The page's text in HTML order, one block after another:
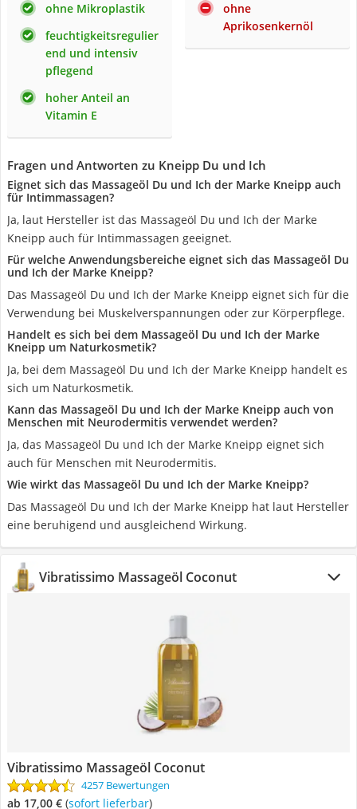
ohne Mikroplastik
feuchtigkeitsregulier
end und intensiv
pflegend
hoher Anteil an
Vitamin E
ohne
Aprikosenkernöl
Fragen und Antworten zu Kneipp Du und Ich
Eignet sich das Massageöl Du und Ich der Marke Kneipp auch
für Intimmassagen?
Ja, laut Hersteller ist das Massageöl Du und Ich der Marke
Kneipp auch für Intimmassagen geeignet.
Für welche Anwendungsbereiche eignet sich das Massageöl Du
und Ich der Marke Kneipp?
Das Massageöl Du und Ich der Marke Kneipp eignet sich für die
Verwendung bei Muskelverspannungen oder zur Körperpflege.
Handelt es sich bei dem Massageöl Du und Ich der Marke
Kneipp um Naturkosmetik?
Ja, bei dem Massageöl Du und Ich der Marke Kneipp handelt es
sich um Naturkosmetik.
Kann das Massageöl Du und Ich der Marke Kneipp auch von
Menschen mit Neurodermitis verwendet werden?
Ja, das Massageöl Du und Ich der Marke Kneipp eignet sich
auch für Menschen mit Neurodermitis.
Wie wirkt das Massageöl Du und Ich der Marke Kneipp?
Das Massageöl Du und Ich der Marke Kneipp hat laut Hersteller
eine beruhigend und ausgleichend Wirkung.
Vibratissimo Massageöl Coconut
Vibratissimo Massageöl Coconut
4257 Bewertungen
ab 17,00 € ( Sofort lieferbar)